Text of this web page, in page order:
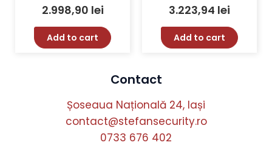
200kg
2.998,90 lei
Add to cart
3.223,94 lei
Add to cart
Contact
Șoseaua Națională 24, Iași
contact@stefansecurity.ro
0733 676 402